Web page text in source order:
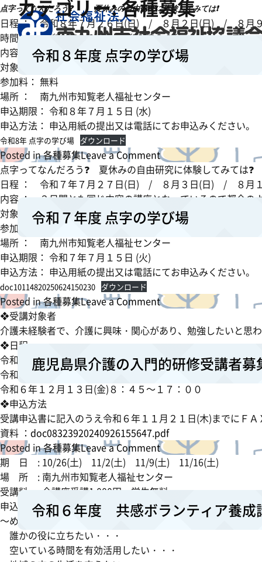
カテゴリー:各種募集
令和８年度 点字の学び場
点字ってなんだろう❓ 夏休みの自由研究に体験してみては❗
日程 ： 令和８年７月２６日(日) / ８月２日(日) / ８
時間 ： 午後１時３０分 ～午後３時３０分
内容 ： ３日間とも同じ内容の講座となっているので都合の
対象 ： 小学生及び保護者 ( 低学年の申し込みは同伴でお願
参加料： 無料
場所 ： 南九州市知覧老人福祉センター
申込期限： 令和８年７月１５日 (水)
申込方法： 申込用紙の提出又は電話にてお申込みください。
令和8年 点字の学び場 ダウンロード
Posted in各種募集Leave a Commento
n
令
和
８
年
度
字
学
場
令和７年度 点字の学び場
点字ってなんだろう❓ 夏休みの自由研究に体験してみては❓
日程 ： 令和７年７月２７日(日) / ８月３日(日) / ８月
内容 ： ３日間とも同じ内容の講座となっているので都合の
対象 ： 小学生及び保護者 ( 低学年の申し込みは同伴でお願
参加料： 無料
場所 ： 南九州市知覧老人福祉センター
申込期限： 令和７年７月１５日 (火)
申込方法： 申込用紙の提出又は電話にてお申込みください。
doc10114820250624150230 ダウンロード
Posted in各種募集Leave a Commento
令
和
７
年
度
字
の
学
び
場
鹿児島県介護の入門的研修受講者募
❖受講対象者
介護未経験者で、介護に興味・関心があり、勉
❖日程
令和６年１２月 ５日(木)８：４
令和６年１２月１２日(木)８：４５～１７：００
令和６年１２月１３日(金)８：４５～１７：００
❖申込方法
受講申込書に記入のうえ令和６年１１月２１日(木)まで
資料 ： doc08323920240926155647.pdf
Posted in各種募集Leave a Commento
n
鹿
児
島
県
護
令和６年度 共感ボランティア養
期 日 : 10/26(土) 11/2(土) 11/9(土) 11/16(土)
場 所 : 南九州市知覧老人福祉センター
受講料 : 全講座受講1,000円 学生無料
申込方法: 参加申込書(チラシ添付) ＦＡＸ可
～めざせ！地域の応援団～
誰かの役に立ちたい・・・
空いている時間を有効活用したい・・・